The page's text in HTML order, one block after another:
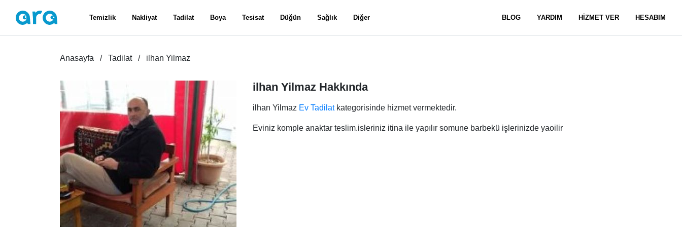
Temizlik Nakliyat Tadilat Boya Tesisat Düğün Sağlık Diğer BLOG YARDIM HİZMET VER HESABIM
Anasayfa Tadilat ilhan Yilmaz
ilhan Yilmaz Hakkında
ilhan Yilmaz Ev Tadilatkategorisinde hizmet vermektedir.
Eviniz komple anaktar teslim.isleriniz itina ile yapılır somune barbekü işlerinizde yaoilir